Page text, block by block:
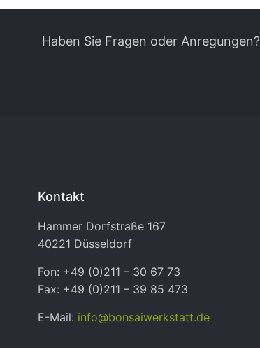
Haben Sie Fragen oder Anregungen?
Kontakt
Hammer Dorfstraße 167
40221 Düsseldorf
Fon: +49 (0)211 – 30 67 73
Fax: +49 (0)211 – 39 85 473
E-Mail: info@bonsaiwerkstatt.de